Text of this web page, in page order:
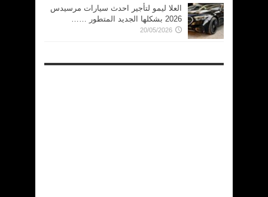
العلا ليمو لتأجير احدث سيارات مرسيدس
2026 بشكلها الجديد المتطور ……
20/05/2026